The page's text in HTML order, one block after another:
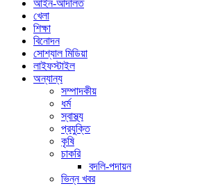
আইন-আদালত
খেলা
শিক্ষা
বিনোদন
সোশ্যাল মিডিয়া
লাইফস্টাইল
অন্যান্য
সম্পাদকীয়
ধর্ম
স্বাস্থ্য
প্রযুক্তি
কৃষি
চাকরি
বদলি-পদায়ন
ভিন্ন খবর